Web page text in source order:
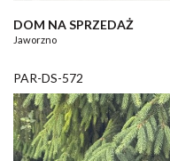
DOM NA SPRZEDAŻ
Jaworzno
PAR-DS-572